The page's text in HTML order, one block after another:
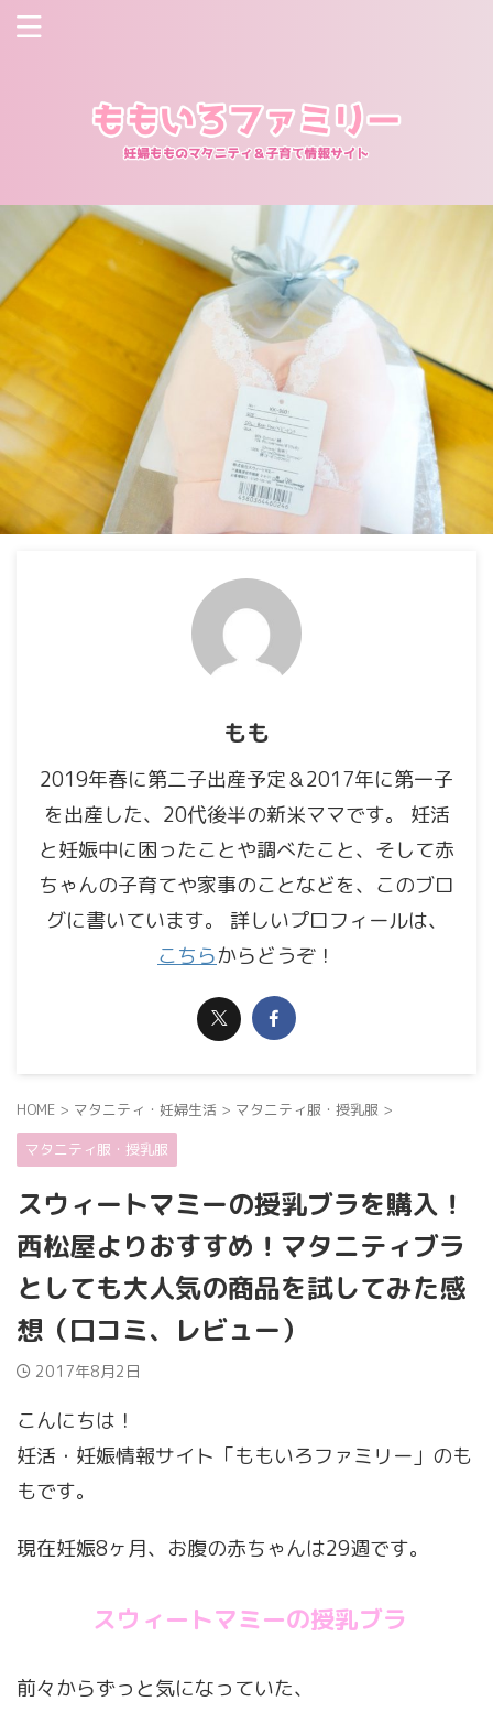
もも
2019年春に第二子出産予定＆2017年に第一子
を出産した、20代後半の新米ママです。 妊活
と妊娠中に困ったことや調べたこと、そして赤
ちゃんの子育てや家事のことなどを、このブロ
グに書いています。 詳しいプロフィールは、
こちらからどうぞ！
HOME > マタニティ・妊婦生活 > マタニティ服・授乳服 >
マタニティ服・授乳服
スウィートマミーの授乳ブラを購入！
西松屋よりおすすめ！マタニティブラ
としても大人気の商品を試してみた感
想（口コミ、レビュー）
2017年8月2日
こんにちは！
妊活・妊娠情報サイト「ももいろファミリー」のも
もです。
現在妊娠8ヶ月、お腹の赤ちゃんは29週です。
スウィートマミーの授乳ブラ
前々からずっと気になっていた、